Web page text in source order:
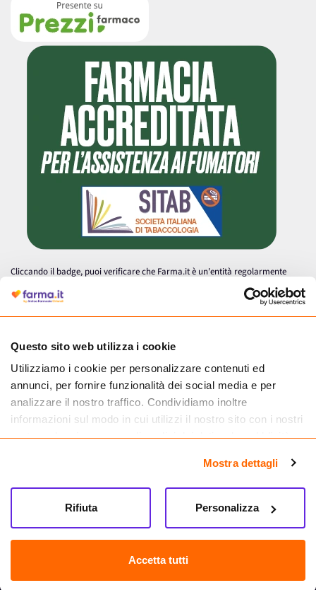
Questo sito web utilizza i cookie
Utilizziamo i cookie per personalizzare contenuti ed
annunci, per fornire funzionalità dei social media e per
analizzare il nostro traffico. Condividiamo inoltre
informazioni sul modo in cui utilizzi il nostro sito con i nostri
partner che si occupano di analisi dei dati web, pubblicità e
informazioni che hai fornito loro o che hanno raccolto dal
tuo utilizzo dei loro servizi.
Mostra dettagli
Accetta tutti
Personalizza
Rifiuta
Cliccando il badge, puoi verificare che Farma.it è un'entità regolarmente
autorizzata dal Ministero della Salute a effettuare la vendita online di
medicinali.
Farma.it S.a.s. P. IVA 07417261216 REA: NA-884088
CREDITS
Sede legale Via delle Repubbliche Marinare 128, 80147 Napoli